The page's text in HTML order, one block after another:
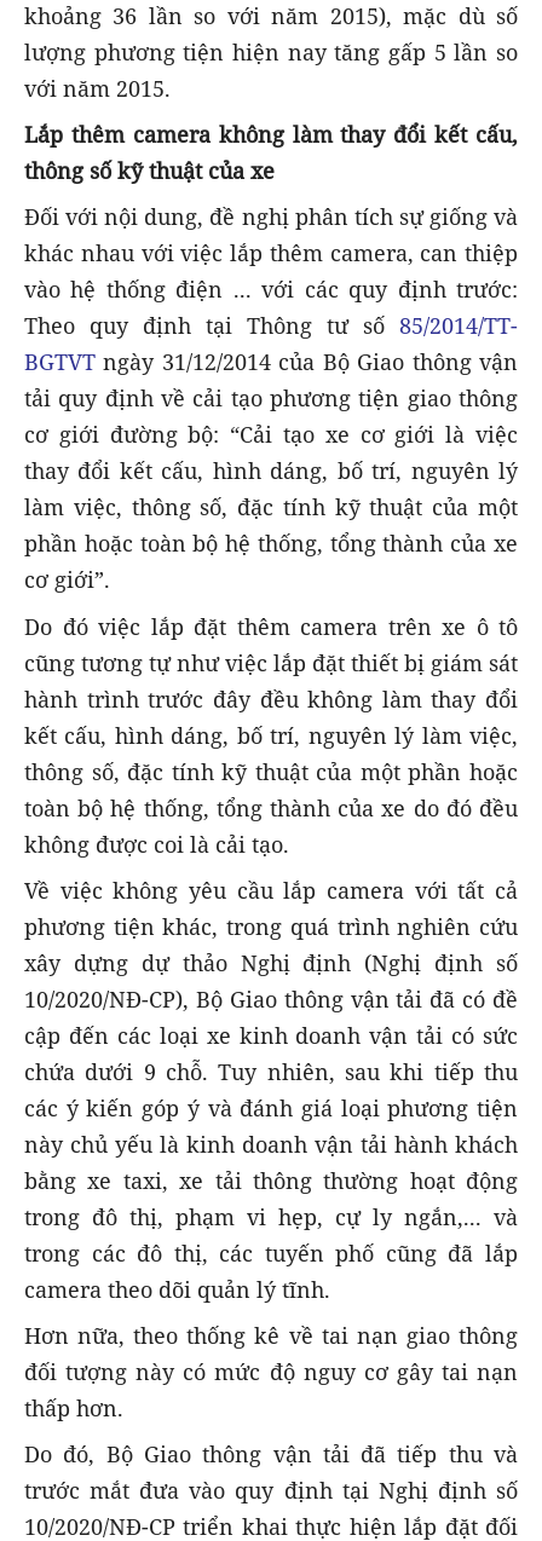
khoảng 36 lần so với năm 2015), mặc dù số
lượng phương tiện hiện nay tăng gấp 5 lần so
với năm 2015.
Lắp thêm camera không làm thay đổi kết cấu,
thông số kỹ thuật của xe
Đối với nội dung, đề nghị phân tích sự giống và
khác nhau với việc lắp thêm camera, can thiệp
vào hệ thống điện ... với các quy định trước:
Theo quy định tại Thông tư số 85/2014/TT-
BGTVT ngày 31/12/2014 của Bộ Giao thông vận
tải quy định về cải tạo phương tiện giao thông
cơ giới đường bộ: “Cải tạo xe cơ giới là việc
thay đổi kết cấu, hình dáng, bố trí, nguyên lý
làm việc, thông số, đặc tính kỹ thuật của một
phần hoặc toàn bộ hệ thống, tổng thành của xe
cơ giới”.
Do đó việc lắp đặt thêm camera trên xe ô tô
cũng tương tự như việc lắp đặt thiết bị giám sát
hành trình trước đây đều không làm thay đổi
kết cấu, hình dáng, bố trí, nguyên lý làm việc,
thông số, đặc tính kỹ thuật của một phần hoặc
toàn bộ hệ thống, tổng thành của xe do đó đều
không được coi là cải tạo.
Về việc không yêu cầu lắp camera với tất cả
phương tiện khác, trong quá trình nghiên cứu
xây dựng dự thảo Nghị định (Nghị định số
10/2020/NĐ-CP), Bộ Giao thông vận tải đã có đề
cập đến các loại xe kinh doanh vận tải có sức
chứa dưới 9 chỗ. Tuy nhiên, sau khi tiếp thu
các ý kiến góp ý và đánh giá loại phương tiện
này chủ yếu là kinh doanh vận tải hành khách
bằng xe taxi, xe tải thông thường hoạt động
trong đô thị, phạm vi hẹp, cự ly ngắn,... và
trong các đô thị, các tuyến phố cũng đã lắp
camera theo dõi quản lý tĩnh.
Hơn nữa, theo thống kê về tai nạn giao thông
đối tượng này có mức độ nguy cơ gây tai nạn
thấp hơn.
Do đó, Bộ Giao thông vận tải đã tiếp thu và
trước mắt đưa vào quy định tại Nghị định số
10/2020/NĐ-CP triển khai thực hiện lắp đặt đối